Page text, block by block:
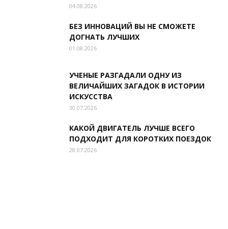
04.08.2026
БЕЗ ИННОВАЦИЙ ВЫ НЕ СМОЖЕТЕ
ДОГНАТЬ ЛУЧШИХ
01.08.2026
УЧЕНЫЕ РАЗГАДАЛИ ОДНУ ИЗ
ВЕЛИЧАЙШИХ ЗАГАДОК В ИСТОРИИ
ИСКУССТВА
30.07.2026
КАКОЙ ДВИГАТЕЛЬ ЛУЧШЕ ВСЕГО
ПОДХОДИТ ДЛЯ КОРОТКИХ ПОЕЗДОК
28.07.2026